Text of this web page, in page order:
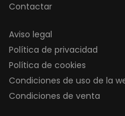
Contactar
Aviso legal
Política de privacidad
Política de cookies
Condiciones de uso de la
Condiciones de venta